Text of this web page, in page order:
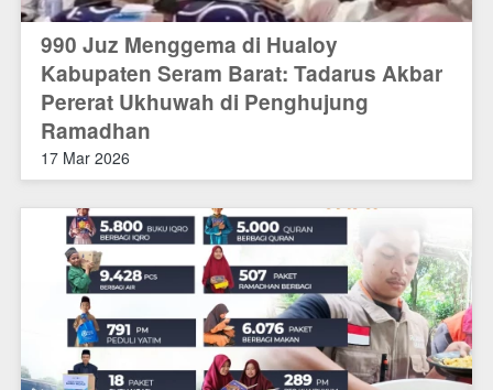
990 Juz Menggema di Hualoy
Kabupaten Seram Barat: Tadarus Akbar
Pererat Ukhuwah di Penghujung
Ramadhan
17 Mar 2026